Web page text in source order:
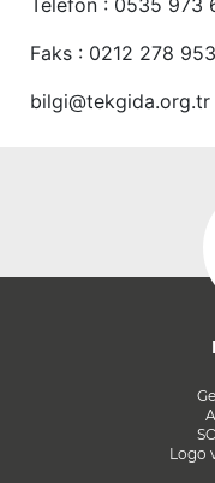
Telefon : 0535 973
Faks : 0212 278
bilgi@tekgida.org.tr
Logo